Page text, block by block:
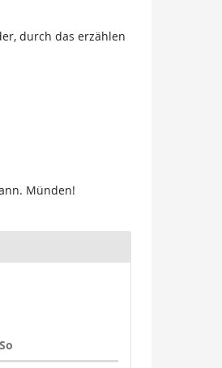
durch das erzählen
Münden!
So